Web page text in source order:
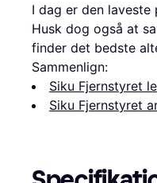
I dag er den laveste
Husk dog også at
finder det bedste
Sammenlign:
Siku Fjernstyret
Siku Fjernstyret